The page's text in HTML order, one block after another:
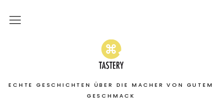
ECHTE GESCHICHTEN ÜBER DIE MACHER VON GUTEM
GESCHMACK
Home
Stories
On the road